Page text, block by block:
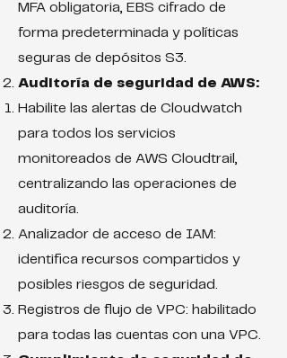
MFA obligatoria, EBS cifrado de
forma predeterminada y políticas
seguras de depósitos S3.
Auditoría de seguridad de AWS:
Habilite las alertas de Cloudwatch
para todos los servicios
monitoreados de AWS Cloudtrail,
centralizando las operaciones de
auditoría.
Analizador de acceso de IAM:
identifica recursos compartidos y
posibles riesgos de seguridad.
Registros de flujo de VPC: habilitado
para todas las cuentas con una VPC.